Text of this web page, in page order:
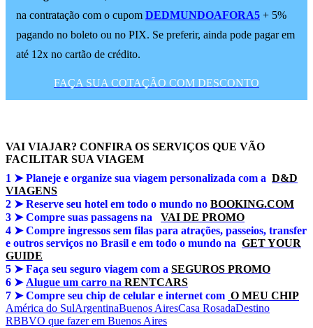
na contratação com o cupom DEDMUNDOAFORA5 + 5%
pagando no boleto ou no PIX. Se preferir, ainda pode pagar em
até 12x no cartão de crédito.
FAÇA SUA COTAÇÃO COM DESCONTO
VAI VIAJAR? CONFIRA OS SERVIÇOS QUE VÃO
FACILITAR SUA VIAGEM
1 ➤Planeje e organize sua viagem personalizada com a D&D
VIAGENS
2 ➤ Reserve seu hotel em todo o mundo no BOOKING.COM
3 ➤Compre suas passagens na
VAI DE PROMO
4 ➤Compre ingressos sem filas para atrações, passeios, transfer
e outros serviços no Brasil e em todo o mundo na GET YOUR
GUIDE
5 ➤Faça seu seguro viagem com a SEGUROS PROMO
6 ➤ Alugue um carro na RENTCARS
7 ➤Compre seu chip de celular e internet com O MEU CHIP
América do SulArgentinaBuenos AiresCasa RosadaDestino
RBBVO que fazer em Buenos Aires